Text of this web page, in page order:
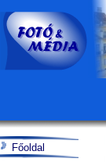
Főoldal